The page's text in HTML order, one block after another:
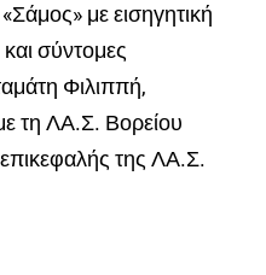
με εισηγητική
σύντομες
Φιλιππή,
τη ΛΑ.Σ. Βορείου
της ΛΑ.Σ.